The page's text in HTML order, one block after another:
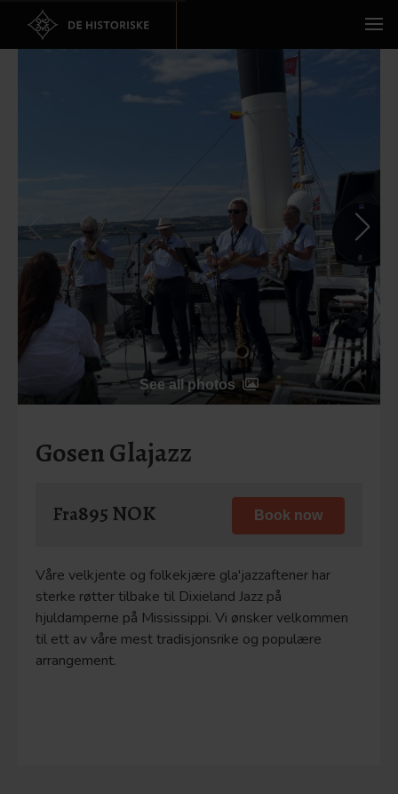
See all photos
Gosen Glajazz
Fra895 NOK Book now
Våre velkjente og folkekjære gla'jazzaftener har
sterke røtter tilbake til Dixieland Jazz på
hjuldamperne på Mississippi. Vi ønsker velkommen
til ett av våre mest tradisjonsrike og populære
arrangement.